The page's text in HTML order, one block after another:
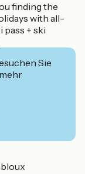
finding the
with all-
pass + ski
Sie